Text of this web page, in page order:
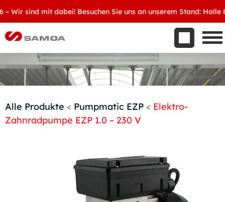
sind mit dabei! Besuchen Sie uns an unserem Stand: Halle 8,
Aktuelles
Kontakt
Handelspartner werden
Alle Produkte < Pumpmatic EZP < Elektro-
Zahnradpumpe EZP 1.0 – 230 V